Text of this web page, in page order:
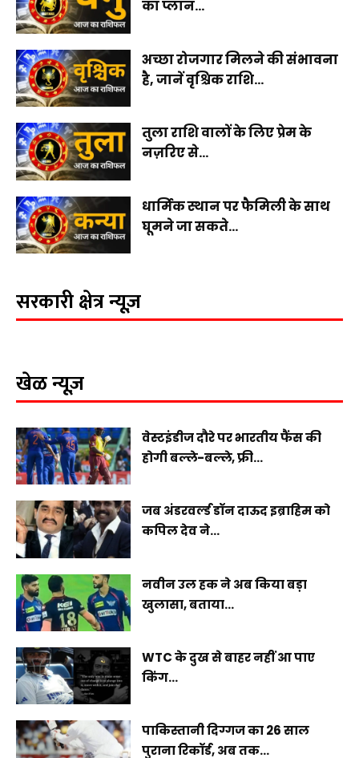
का प्लान...
अच्छा रोजगार मिलने की संभावना
है, जानें वृश्चिक राशि...
तुला राशि वालों के लिए प्रेम के
नज़रिए से...
धार्मिक स्थान पर फैमिली के साथ
घूमने जा सकते...
सरकारी क्षेत्र न्यूज़
खेळ न्यूज़
वेस्टइंडीज दौरे पर भारतीय फैंस की
होगी बल्ले-बल्ले, फ्री...
जब अंडरवर्ल्ड डॉन दाऊद इब्राहिम को
कपिल देव ने...
नवीन उल हक ने अब किया बड़ा
खुलासा, बताया...
WTC के दुख से बाहर नहीं आ पाए
किंग...
पाकिस्तानी दिग्गज का 26 साल
पुराना रिकॉर्ड, अब तक...